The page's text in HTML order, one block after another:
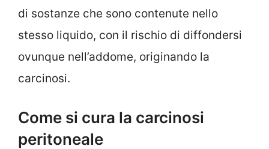
di sostanze che sono contenute nello
stesso liquido, con il rischio di diffondersi
ovunque nell’addome, originando la
carcinosi.
Come si cura la carcinosi
peritoneale